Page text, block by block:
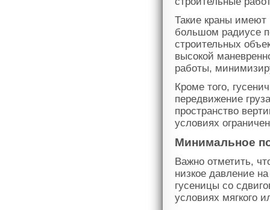
Такие краны имеют
большом радиусе
строительных
высокой
работы,
Кроме того,
передвижение
пространство
условиях
Минимальное
Важно отметить,
низкое давление
гусеницы со
условиях мягкого